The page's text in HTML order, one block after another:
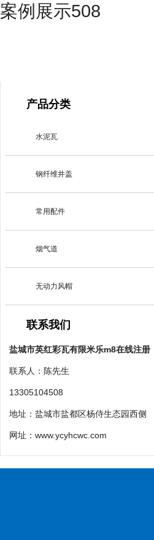
案例展示508
产品分类
水泥瓦
钢纤维井盖
常用配件
烟气道
无动力风帽
联系我们
盐城市英红彩瓦有限米乐m8在线注册
联系人：陈先生
13305104508
地址：盐城市盐都区杨侍生态园西侧
网址： www.ycyhcwc.com